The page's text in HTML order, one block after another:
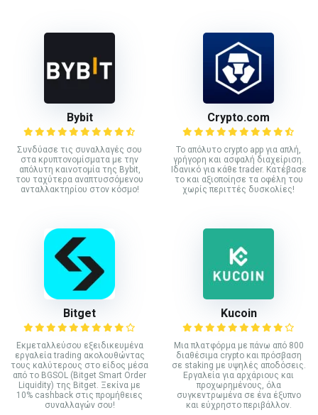
Bybit
Συνδύασε τις συναλλαγές σου
στα κρυπτονομίσματα με την
απόλυτη καινοτομία της Bybit,
του ταχύτερα αναπτυσσόμενου
ανταλλακτηρίου στον κόσμο!
Crypto.com
Το απόλυτο crypto app για απλή,
γρήγορη και ασφαλή διαχείριση.
Ιδανικό για κάθε trader. Κατέβασε
το και αξιοποίησε τα οφέλη του
χωρίς περιττές δυσκολίες!
Bitget
Εκμεταλλεύσου εξειδικευμένα
εργαλεία trading ακολουθώντας
τους καλύτερους στο είδος μέσα
από το BGSOL (Bitget Smart Order
Liquidity) της Bitget. Ξεκίνα με
10% cashback στις προμήθειες
συναλλαγών σου!
Kucoin
Mια πλατφόρμα με πάνω από 800
διαθέσιμα crypto και πρόσβαση
σε staking με υψηλές αποδόσεις.
Εργαλεία για αρχάριους και
προχωρημένους, όλα
συγκεντρωμένα σε ένα έξυπνο
και εύχρηστο περιβάλλον.